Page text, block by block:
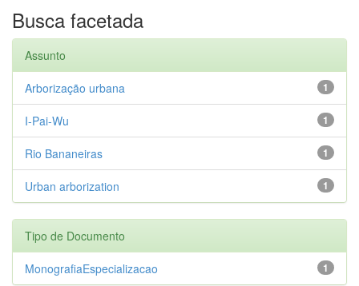
Busca facetada
Assunto
1
Arborização urbana
1
I-Pai-Wu
1
Rio Bananeiras
1
Urban arborization
Tipo de Documento
1
MonografiaEspecializacao